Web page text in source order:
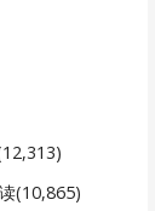
(10,865)